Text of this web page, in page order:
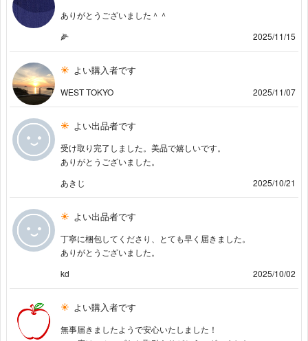
ありがとうございました＾＾
🌽
2025/11/15
よい購入者です
WEST TOKYO 2025/11/07
よい出品者です
受け取り完了しました。美品で嬉しいです。
ありがとうございました。
あきじ
2025/10/21
よい出品者です
丁寧に梱包してくださり、とても早く届きました。
ありがとうございました。
kd
2025/10/02
よい購入者です
無事届きましたようで安心いたしました！